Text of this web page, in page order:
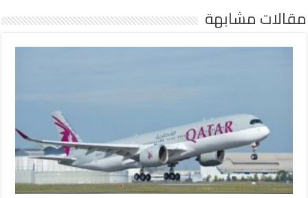
مقالات مشابهة